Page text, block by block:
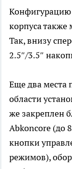
Конфигурацию
корпуса также
Так, внизу
2.5″/3.5″
Еще два места
области
же закреплен
Abkoncore (до
кнопки
режимов),